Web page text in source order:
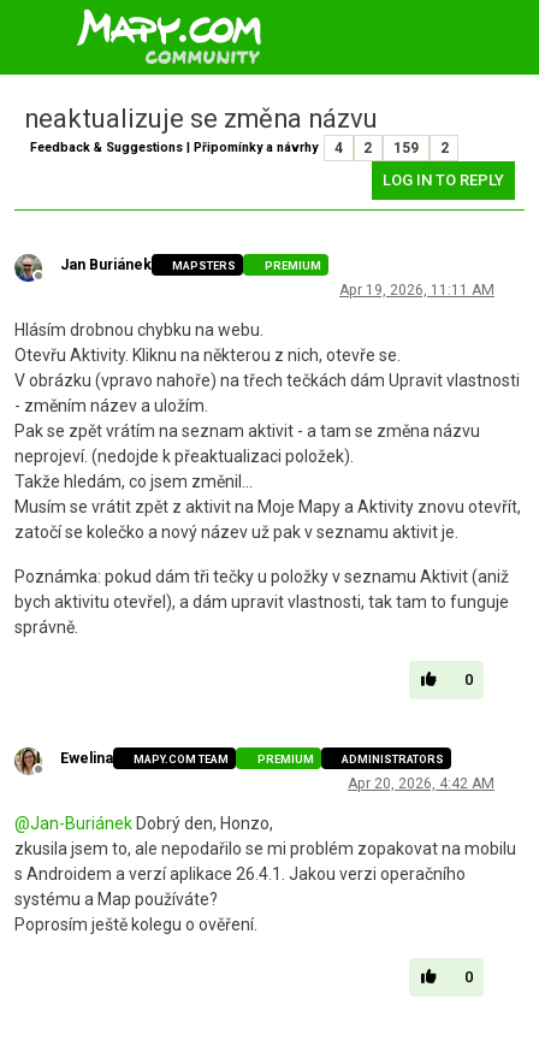
neaktualizuje se změna názvu
Feedback & Suggestions | Připomínky a návrhy 4 2 159 2
LOG IN TO REPLY
Jan Buriánek MAPSTERS PREMIUM
Apr 19, 2026, 11:11 AM
Hlásím drobnou chybku na webu.
Otevřu Aktivity. Kliknu na některou z nich, otevře se.
V obrázku (vpravo nahoře) na třech tečkách dám Upravit vlastnosti
- změním název a uložím.
Pak se zpět vrátím na seznam aktivit - a tam se změna názvu
neprojeví. (nedojde k přeaktualizaci položek).
Takže hledám, co jsem změnil...
Musím se vrátit zpět z aktivit na Moje Mapy a Aktivity znovu otevřít,
zatočí se kolečko a nový název už pak v seznamu aktivit je.
Poznámka: pokud dám tři tečky u položky v seznamu Aktivit (aniž
bych aktivitu otevřel), a dám upravit vlastnosti, tak tam to funguje
správně.
0
Ewelina MAPY.COM TEAM PREMIUM ADMINISTRATORS
Apr 20, 2026, 4:42 AM
@Jan-Buriánek Dobrý den, Honzo,
zkusila jsem to, ale nepodařilo se mi problém zopakovat na mobilu
s Androidem a verzí aplikace 26.4.1. Jakou verzi operačního
systému a Map používáte?
Poprosím ještě kolegu o ověření.
0